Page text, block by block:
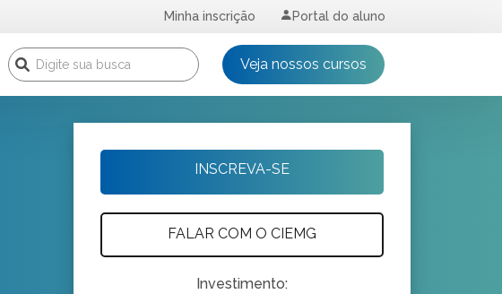
Minha inscrição Portal do aluno
Veja nossos cursos
INSCREVA-SE
FALAR COM O CIEMG
Investimento: